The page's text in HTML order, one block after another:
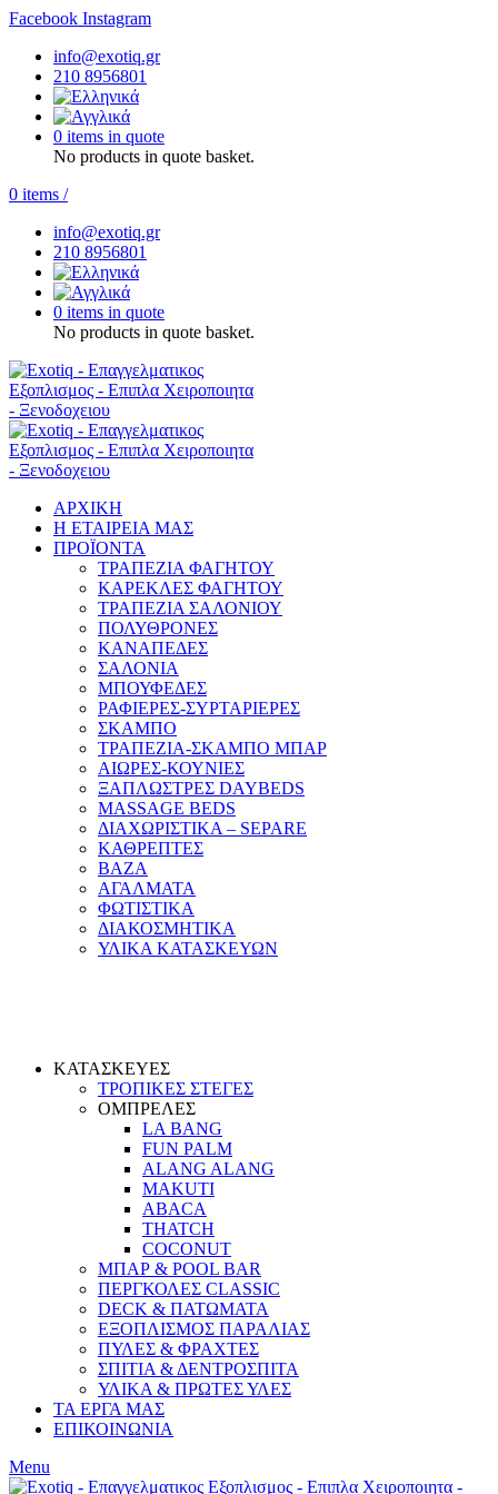
Facebook Instagram
info@exotiq.gr
210 8956801
0 items in quote
No products in quote basket.
0 items /
info@exotiq.gr
210 8956801
0 items in quote
No products in quote basket.
ΑΡΧΙΚΗ
Η ΕΤΑΙΡΕΙΑ ΜΑΣ
ΠΡΟΪΟΝΤΑ
ΤΡΑΠΕΖΙΑ ΦΑΓΗΤΟΥ
ΚΑΡΕΚΛΕΣ ΦΑΓΗΤΟΥ
ΤΡΑΠΕΖΙΑ ΣΑΛΟΝΙΟΥ
ΠΟΛΥΘΡΟΝΕΣ
ΚΑΝΑΠΕΔΕΣ
ΣΑΛΟΝΙΑ
ΜΠΟΥΦΕΔΕΣ
ΡΑΦΙΕΡΕΣ-ΣΥΡΤΑΡΙΕΡΕΣ
ΣΚΑΜΠΟ
ΤΡΑΠΕΖΙΑ-ΣΚΑΜΠΟ ΜΠΑΡ
ΑΙΩΡΕΣ-ΚΟΥΝΙΕΣ
ΞΑΠΛΩΣΤΡΕΣ DAYBEDS
MASSAGE BEDS
ΔΙΑΧΩΡΙΣΤΙΚΑ – SEPARE
ΚΑΘΡΕΠΤΕΣ
ΒΑΖΑ
ΑΓΑΛΜΑΤΑ
ΦΩΤΙΣΤΙΚΑ
ΔΙΑΚΟΣΜΗΤΙΚΑ
ΥΛΙΚΑ ΚΑΤΑΣΚΕΥΩΝ
ΚΑΤΑΣΚΕΥΕΣ
ΤΡΟΠΙΚΕΣ ΣΤΕΓΕΣ
ΟΜΠΡΕΛΕΣ
LA BANG
FUN PALM
ALANG ALANG
MAKUTI
ABACA
THATCH
COCONUT
ΜΠΑΡ & POOL BAR
ΠΕΡΓΚΟΛΕΣ CLASSIC
DECK & ΠΑΤΩΜΑΤΑ
ΕΞΟΠΛΙΣΜΟΣ ΠΑΡΑΛΙΑΣ
ΠΥΛΕΣ & ΦΡΑΧΤΕΣ
ΣΠΙΤΙΑ & ΔΕΝΤΡΟΣΠΙΤΑ
ΥΛΙΚΑ & ΠΡΩΤΕΣ ΥΛΕΣ
ΤΑ ΕΡΓΑ ΜΑΣ
ΕΠΙΚΟΙΝΩΝΙΑ
Menu